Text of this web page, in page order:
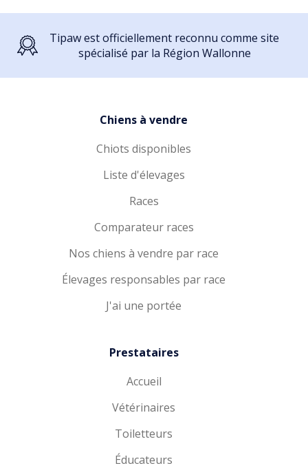
Tipaw est officiellement reconnu comme site
spécialisé par la Région Wallonne
Chiens à vendre
Chiots disponibles
Liste d'élevages
Races
Comparateur races
Nos chiens à vendre par race
Élevages responsables par race
J'ai une portée
Prestataires
Accueil
Vétérinaires
Toiletteurs
Éducateurs